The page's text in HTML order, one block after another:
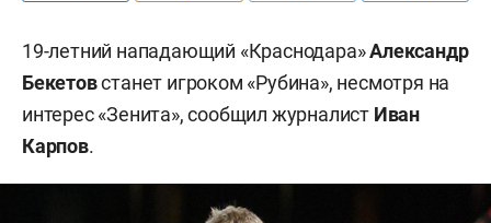
19-летний нападающий «Краснодара»Александр
Бекетовстанет игроком «Рубина», несмотря на
интерес «Зенита», сообщил журналист Иван
Карпов.